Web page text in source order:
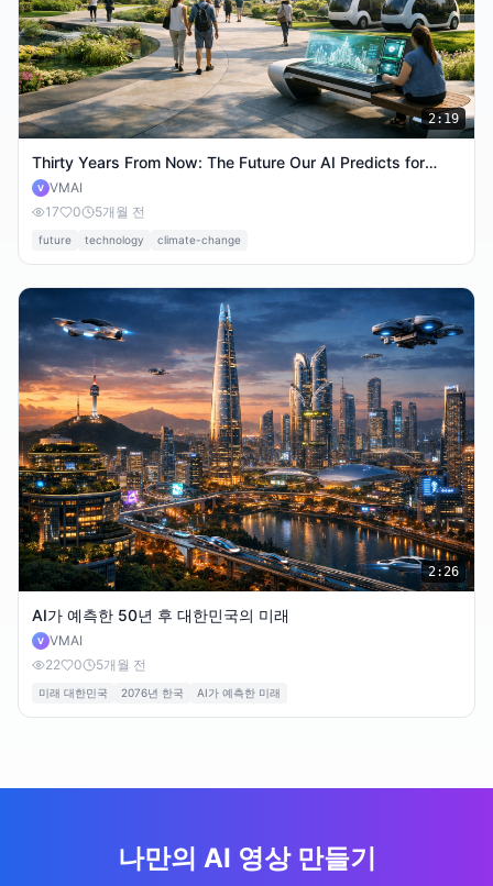
2:19
Thirty Years From Now: The Future Our AI Predicts for
Everyday Life
V VMAI
17
0 5개월 전
future technology climate-change
2:26
AI가 예측한 50년 후 대한민국의 미래
V VMAI
22
0 5개월 전
미래 대한민국 2076년 한국 AI가 예측한 미래
나만의 AI 영상 만들기